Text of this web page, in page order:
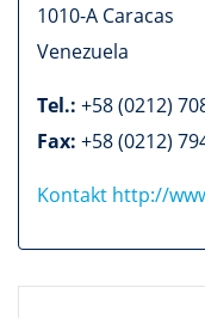
1010-A Caracas
Venezuela
Tel.: +58 (0212)
Fax: +58 (0212)
Kontakt http://